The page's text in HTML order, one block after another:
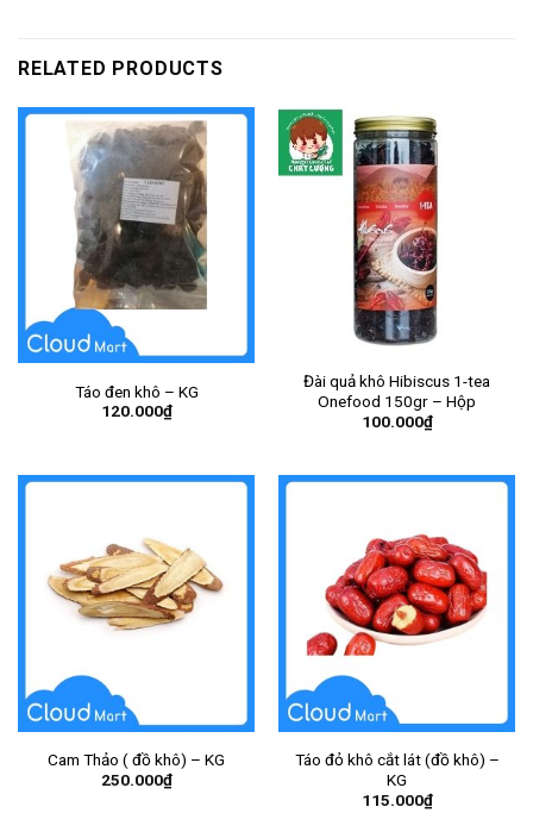
RELATED PRODUCTS
Táo đen khô – KG
120.000₫
Đài quả khô Hibiscus 1-tea
Onefood 150gr – Hộp
100.000₫
Cam Thảo ( đồ khô) – KG
250.000₫
Táo đỏ khô cắt lát (đồ khô) –
KG
115.000₫